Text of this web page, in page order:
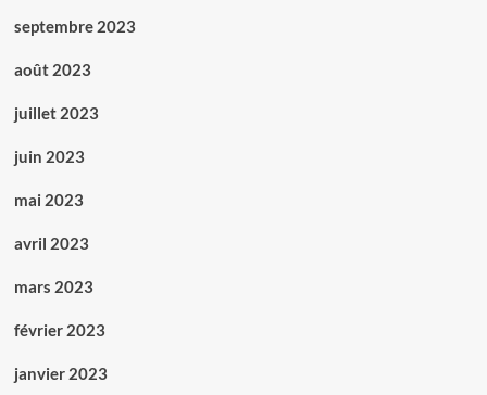
septembre 2023
août 2023
juillet 2023
juin 2023
mai 2023
avril 2023
mars 2023
février 2023
janvier 2023